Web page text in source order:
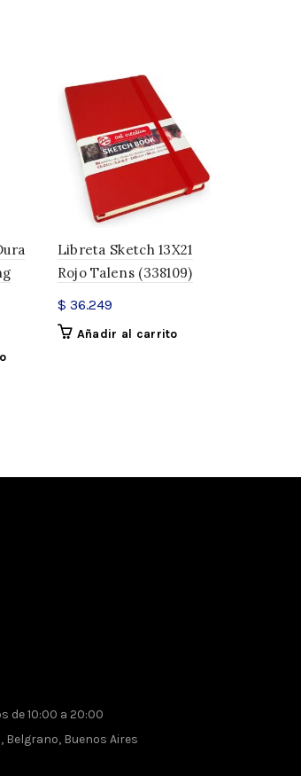
Libreta Sketch 13X21
Rojo Talens (338109)
$ 36.249
Añadir al carrito
de 10:00 a 20:00
Belgrano, Buenos Aires